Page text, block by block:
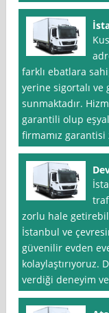
farklı ebatlara
yerine sigortalı ve
sunmaktadır.
garantili olup
firmamız garantisi
zorlu hale
İstanbul ve
güvenilir evden
kolaylaştırıyoruz.
verdiği deneyim